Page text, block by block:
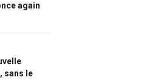
again
sans le